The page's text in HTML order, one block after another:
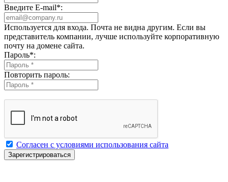
Введите E-mail*:
Используется для входа. Почта не видна другим. Если вы
представитель компании, лучше используйте корпоративную
почту на домене сайта.
Пароль*:
Повторить пароль:
Согласен с условиями использования сайта